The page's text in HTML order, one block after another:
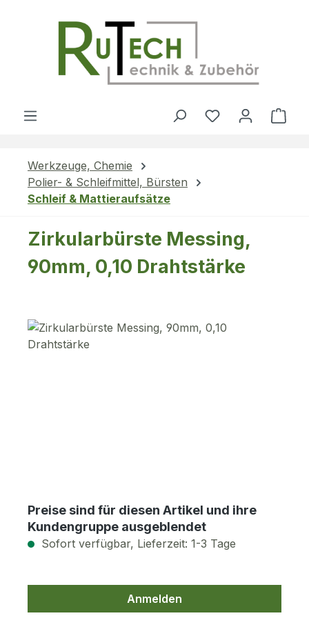
Du hast 0
Werkzeuge, Chemie
Polier- & Schleifmittel, Bürsten
Schleif & Mattieraufsätze
Zirkularbürste Messing,
90mm, 0,10 Drahtstärke
Bildergalerie überspringen
Preise sind für diesen Artikel und ihre
Kundengruppe ausgeblendet
Sofort verfügbar, Lieferzeit: 1-3 Tage
Anmelden